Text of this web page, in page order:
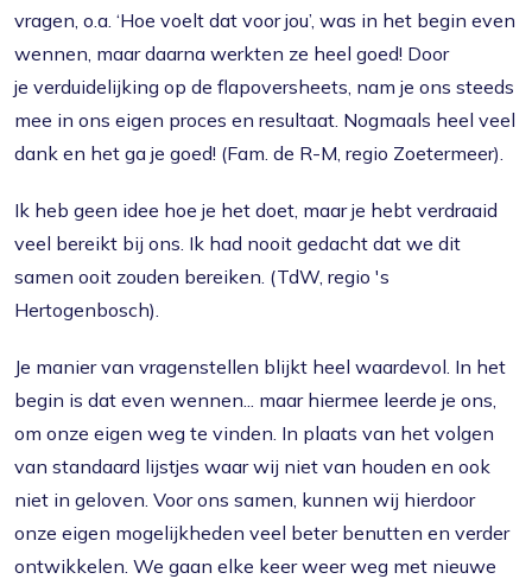
vragen, o.a. ‘Hoe voelt dat voor jou’, was in het begin even
wennen, maar daarna werkten ze heel goed! Door
je verduidelijking op de flapoversheets, nam je ons steeds
mee in ons eigen proces en resultaat. Nogmaals heel veel
dank en het ga je goed! (Fam. de R-M, regio Zoetermeer).
Ik heb geen idee hoe je het doet, maar je hebt verdraaid
veel bereikt bij ons. Ik had nooit gedacht dat we dit
samen ooit zouden bereiken. (TdW, regio 's
Hertogenbosch).
Je manier van vragenstellen blijkt heel waardevol. In het
begin is dat even wennen... maar hiermee leerde je ons,
om onze eigen weg te vinden. In plaats van het volgen
van standaard lijstjes waar wij niet van houden en ook
niet in geloven. Voor ons samen, kunnen wij hierdoor
onze eigen mogelijkheden veel beter benutten en verder
ontwikkelen. We gaan elke keer weer weg met nieuwe